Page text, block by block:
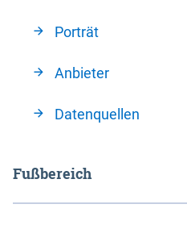
Porträt
Anbieter
Datenquellen
Fußbereich